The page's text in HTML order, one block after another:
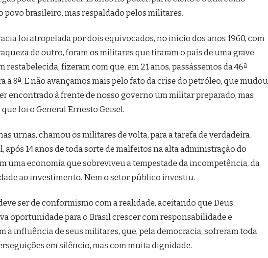
povo brasileiro, mas respaldado pelos militares.
foi atropelada por dois equivocados, no início dos anos 1960, com
de outro, foram os militares que tiraram o país de uma grave
restabelecida, fizeram com que, em 21 anos, passássemos da 46ª
a 8ª. E não avançamos mais pelo fato da crise do petróleo, que mudou
encontrado à frente de nosso governo um militar preparado, mas
foi o General Ernesto Geisel.
urnas, chamou os militares de volta, para a tarefa de verdadeira
14 anos de toda sorte de malfeitos na alta administração do
uma economia que sobreviveu a tempestade da incompetência, da
ao investimento. Nem o setor público investiu.
ser de conformismo com a realidade, aceitando que Deus
oportunidade para o Brasil crescer com responsabilidade e
a influência de seus militares, que, pela democracia, sofreram toda
em silêncio, mas com muita dignidade.